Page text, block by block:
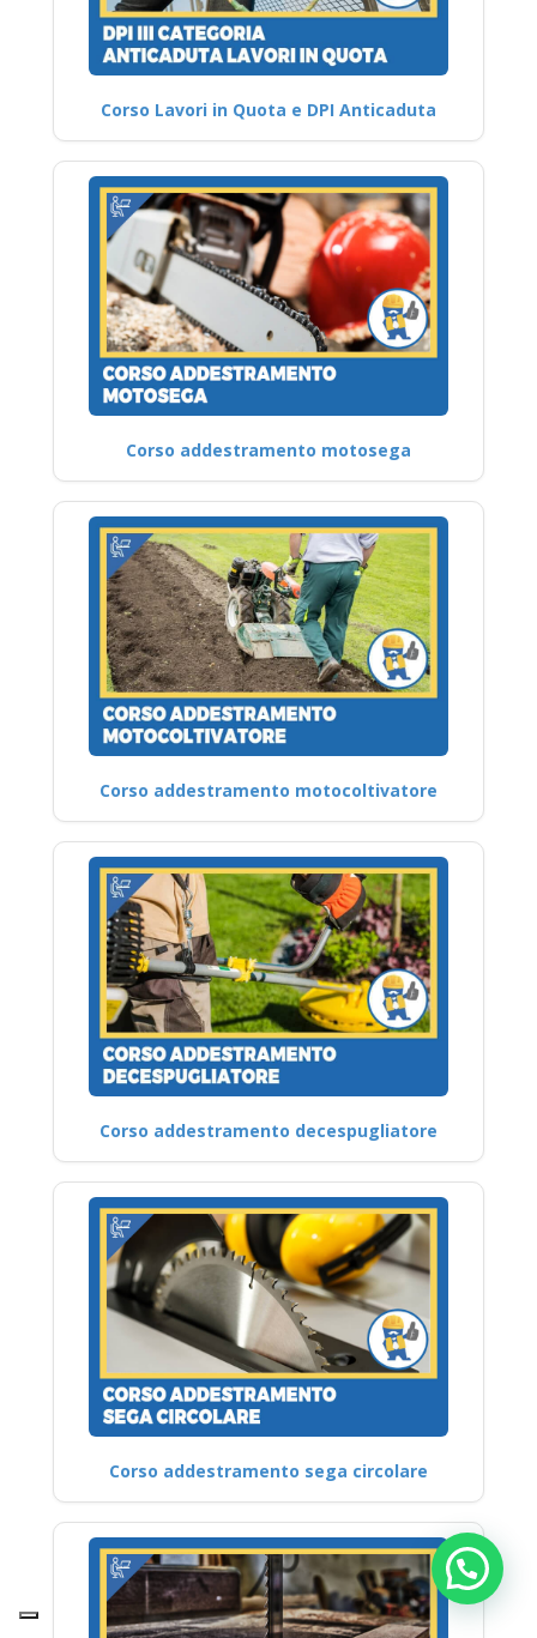
Corso Lavori in Quota e DPI Anticaduta
Corso addestramento motosega
Corso addestramento motocoltivatore
Corso addestramento decespugliatore
Corso addestramento sega circolare